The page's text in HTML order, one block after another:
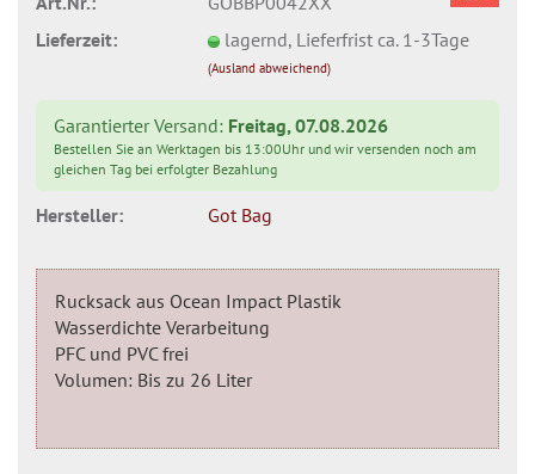
Lieferzeit:
lagernd, Lieferfrist ca. 1-3Tage
(Ausland abweichend)
Garantierter Versand: Freitag, 07.08.2026
Bestellen Sie an Werktagen bis 13:00Uhr und wir versenden noch am
gleichen Tag bei erfolgter Bezahlung
Hersteller: Got Bag
Rucksack aus Ocean Impact Plastik
Wasserdichte Verarbeitung
PFC und PVC frei
Volumen: Bis zu 26 Liter